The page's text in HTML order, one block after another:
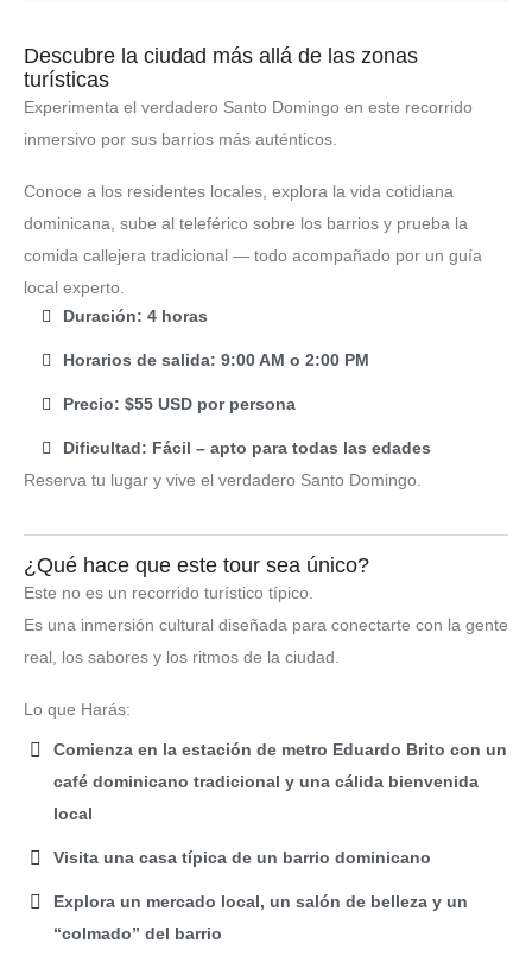
Descubre la ciudad más allá de las zonas
turísticas
Experimenta el verdadero Santo Domingo en este recorrido
inmersivo por sus barrios más auténticos.
Conoce a los residentes locales, explora la vida cotidiana
dominicana, sube al teleférico sobre los barrios y prueba la
comida callejera tradicional — todo acompañado por un guía
local experto.
Duración: 4 horas
Horarios de salida: 9:00 AM o 2:00 PM
Precio: $55 USD por persona
Dificultad: Fácil – apto para todas las edades
Reserva tu lugar y vive el verdadero Santo Domingo.
¿Qué hace que este tour sea único?
Este no es un recorrido turístico típico.
Es una inmersión cultural diseñada para conectarte con la gente
real, los sabores y los ritmos de la ciudad.
Lo que Harás:
Comienza en la estación de metro Eduardo Brito con un
café dominicano tradicional y una cálida bienvenida
local
Visita una casa típica de un barrio dominicano
Explora un mercado local, un salón de belleza y un
“colmado” del barrio